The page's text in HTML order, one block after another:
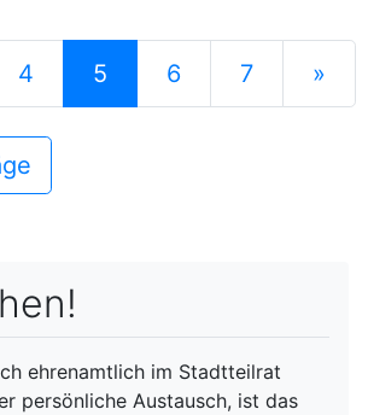
4 5 6 7 »
ehrenamtlich im Stadtteilrat
persönliche Austausch, ist das